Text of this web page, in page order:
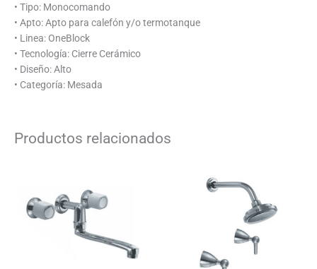
• Tipo: Monocomando
• Apto: Apto para calefón y/o termotanque
• Linea: OneBlock
• Tecnología: Cierre Cerámico
• Diseño: Alto
• Categoría: Mesada
Productos relacionados